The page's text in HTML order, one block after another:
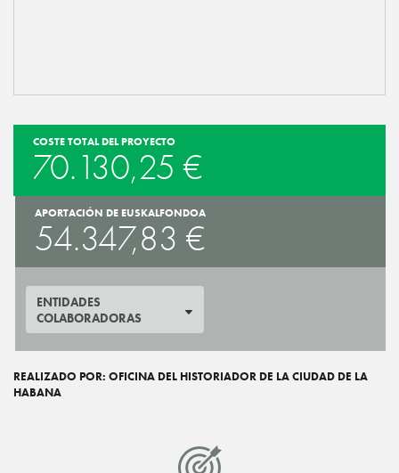
COSTE TOTAL DEL PROYECTO
70.130,25 €
APORTACIÓN DE EUSKALFONDOA
54.347,83 €
ENTIDADES
COLABORADORAS
REALIZADO POR: OFICINA DEL HISTORIADOR DE LA CIUDAD DE LA
HABANA